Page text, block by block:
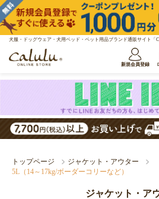
犬服・ドッグウェア・犬用ベッド・ペット用品ブランド通販サイト「
新規会員登録
トップページ
ジャケット・アウター
5L（14～17kg/ボーダーコリーなど）
ジャケット・ア